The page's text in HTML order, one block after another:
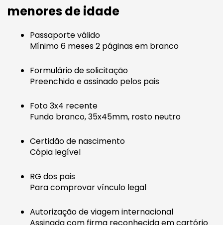
menores de idade
Passaporte válido
Mínimo 6 meses 2 páginas em branco
Formulário de solicitação
Preenchido e assinado pelos pais
Foto 3x4 recente
Fundo branco, 35x45mm, rosto neutro
Certidão de nascimento
Cópia legível
RG dos pais
Para comprovar vínculo legal
Autorização de viagem internacional